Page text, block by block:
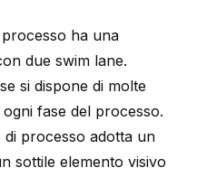
ha una
due swim lane.
si dispone di molte
fase del processo.
processo adotta un
sottile elemento visivo